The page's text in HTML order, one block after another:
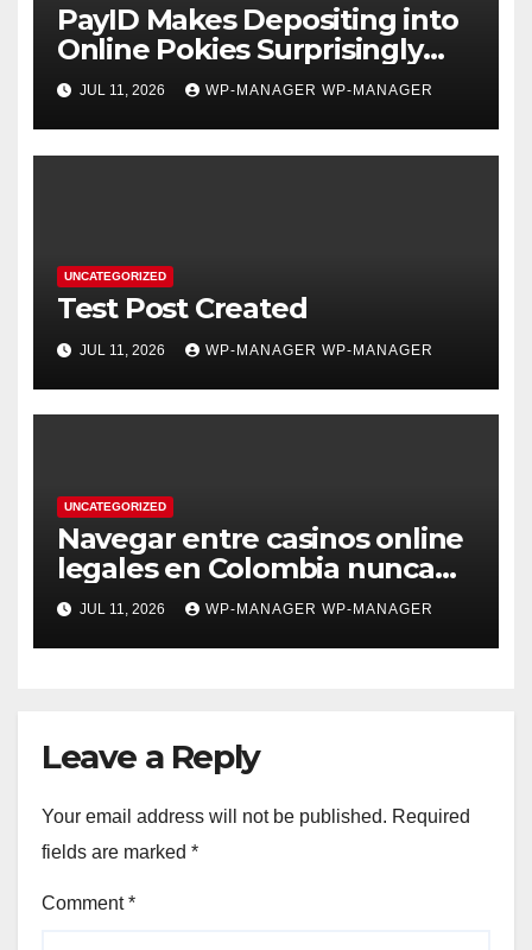
PayID Makes Depositing into
Online Pokies Surprisingly
Effortless
JUL 11, 2026 WP-MANAGER WP-MANAGER
UNCATEGORIZED
Test Post Created
JUL 11, 2026 WP-MANAGER WP-MANAGER
UNCATEGORIZED
Navegar entre casinos online
legales en Colombia nunca
fue tan sencillo y seguro
JUL 11, 2026 WP-MANAGER WP-MANAGER
Leave a Reply
Your email address will not be published. Required
fields are marked *
Comment*